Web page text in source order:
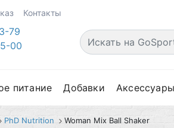
Контакты
79
00
питание Добавки Аксессуары
PhD Nutrition Woman Mix Ball Shaker